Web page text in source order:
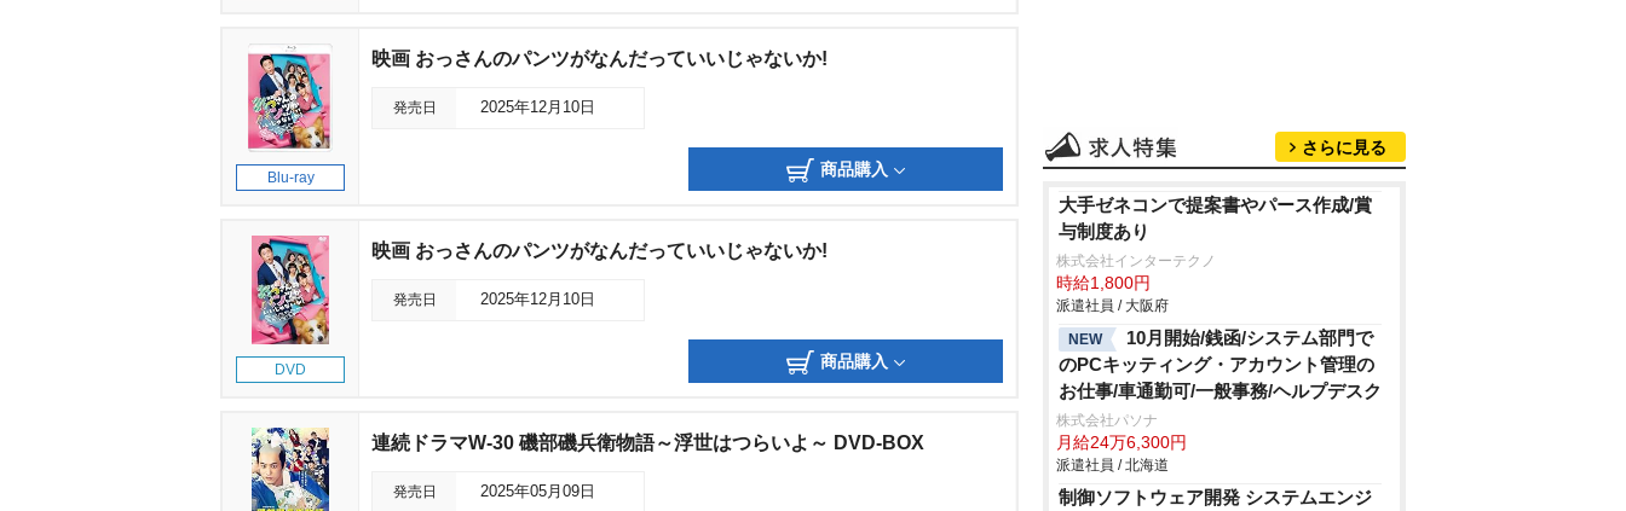
Blu-ray
映画 おっさんのパンツがなんだっていいじゃないか!
発売日 2025年12月10日
商品購入
DVD
映画 おっさんのパンツがなんだっていいじゃないか!
発売日 2025年12月10日
商品購入
連続ドラマW-30 磯部磯兵衛物語～浮世はつらいよ～ DVD-BOX
発売日 2025年05月09日
さらに見る
大手ゼネコンで提案書やパース作成/賞
与制度あり
株式会社インターテクノ
時給1,800円
派遣社員 / 大阪府
NEW
10月開始/銭函/システム部門で
のPCキッティング・アカウント管理の
お仕事/車通勤可/一般事務/ヘルプデスク
株式会社パソナ
月給24万6,300円
派遣社員 / 北海道
制御ソフトウェア開発 システムエンジ